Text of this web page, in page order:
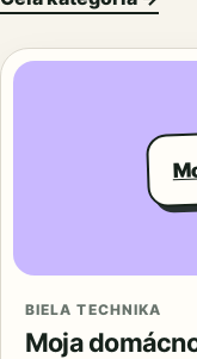
BIELA TECHNIKA
Moja